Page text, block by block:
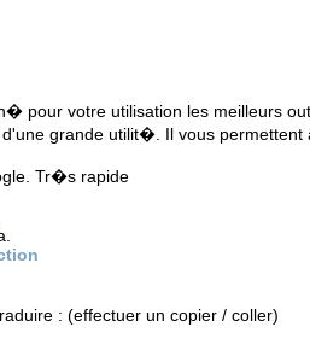
pour votre utilisation les meilleurs
grande utilit�. Il vous
Tr�s rapide
: (effectuer un copier / coller)